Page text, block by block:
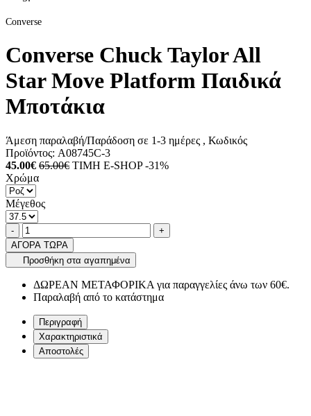
Converse
Converse Chuck Taylor All
Star Move Platform Παιδικά
Μποτάκια
Άμεση παραλαβή/Παράδοση σε 1-3 ημέρες , Κωδικός
Προϊόντος: A08745C-3
45.00€ 65.00€ ΤΙΜΗ E-SHOP -31%
Χρώμα
Μέγεθος
Ποσότητα
-product.increase.quantity +
ΑΓΟΡΑ ΤΩΡΑ
Προσθήκη στα αγαπημένα
ΔΩΡΕΑΝ ΜΕΤΑΦΟΡΙΚΑ για παραγγελίες άνω των 60€.
Παραλαβή από το κατάστημα
Περιγραφή
Χαρακτηριστικά
Αποστολές